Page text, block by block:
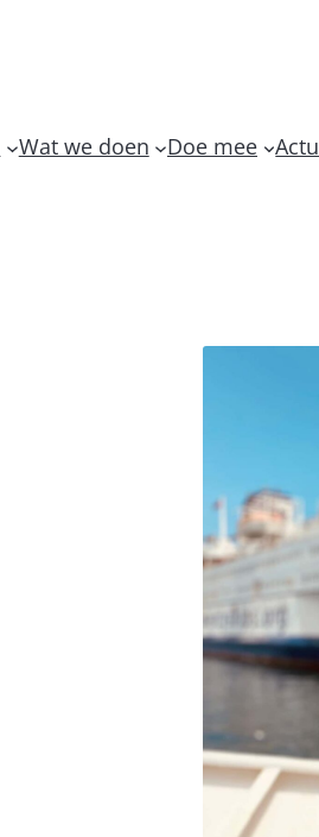
Wat we doen Doe mee